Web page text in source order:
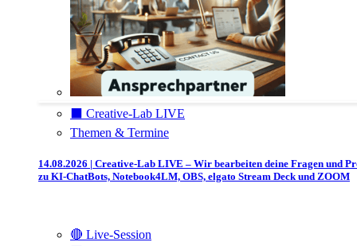
⬛️ Creative-Lab LIVE
Themen & Termine
14.08.2026 | Creative-Lab LIVE – Wir bearbeiten deine Fragen und
zu KI-ChatBots, Notebook4LM, OBS, elgato Stream Deck und ZOOM
🔴 Live-Session